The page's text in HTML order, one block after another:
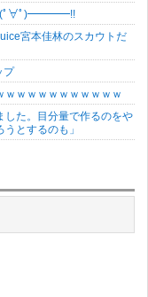
ﾟ∀ﾟ)━━━━!!
宮本佳林のスカウトだ
プ
ｗｗｗｗｗｗｗｗｗｗ
した。目分量で作るのをや
とするのも」